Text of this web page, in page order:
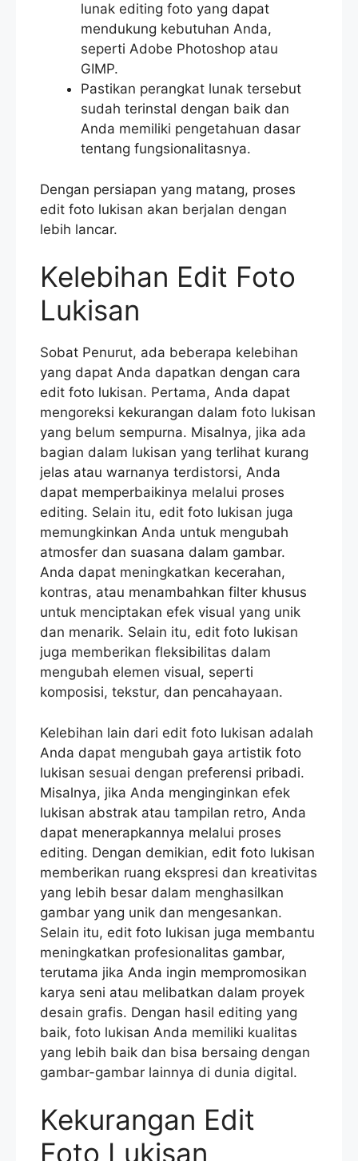
lunak editing foto yang dapat
mendukung kebutuhan Anda,
seperti Adobe Photoshop atau
GIMP.
Pastikan perangkat lunak tersebut
sudah terinstal dengan baik dan
Anda memiliki pengetahuan dasar
tentang fungsionalitasnya.
Dengan persiapan yang matang, proses
edit foto lukisan akan berjalan dengan
lebih lancar.
Kelebihan Edit Foto
Lukisan
Sobat Penurut, ada beberapa kelebihan
yang dapat Anda dapatkan dengan cara
edit foto lukisan. Pertama, Anda dapat
mengoreksi kekurangan dalam foto lukisan
yang belum sempurna. Misalnya, jika ada
bagian dalam lukisan yang terlihat kurang
jelas atau warnanya terdistorsi, Anda
dapat memperbaikinya melalui proses
editing. Selain itu, edit foto lukisan juga
memungkinkan Anda untuk mengubah
atmosfer dan suasana dalam gambar.
Anda dapat meningkatkan kecerahan,
kontras, atau menambahkan filter khusus
untuk menciptakan efek visual yang unik
dan menarik. Selain itu, edit foto lukisan
juga memberikan fleksibilitas dalam
mengubah elemen visual, seperti
komposisi, tekstur, dan pencahayaan.
Kelebihan lain dari edit foto lukisan adalah
Anda dapat mengubah gaya artistik foto
lukisan sesuai dengan preferensi pribadi.
Misalnya, jika Anda menginginkan efek
lukisan abstrak atau tampilan retro, Anda
dapat menerapkannya melalui proses
editing. Dengan demikian, edit foto lukisan
memberikan ruang ekspresi dan kreativitas
yang lebih besar dalam menghasilkan
gambar yang unik dan mengesankan.
Selain itu, edit foto lukisan juga membantu
meningkatkan profesionalitas gambar,
terutama jika Anda ingin mempromosikan
karya seni atau melibatkan dalam proyek
desain grafis. Dengan hasil editing yang
baik, foto lukisan Anda memiliki kualitas
yang lebih baik dan bisa bersaing dengan
gambar-gambar lainnya di dunia digital.
Kekurangan Edit
Foto Lukisan